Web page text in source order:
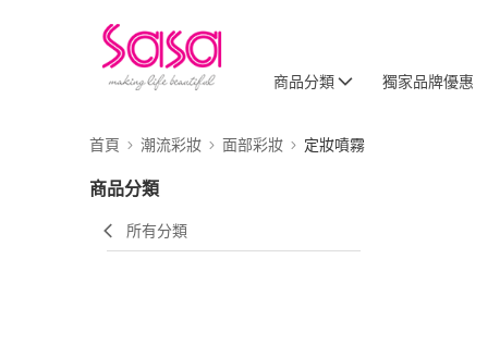
商品分類 獨家品牌優惠
首頁 潮流彩妝 面部彩妝 定妝噴霧
商品分類
所有分類